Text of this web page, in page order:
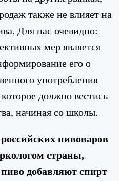
также не влияет на
Для нас очевидно:
мер является
его о
употребления
должно вестись
начиная со школы.
пивоваров
страны,
добавляют спирт